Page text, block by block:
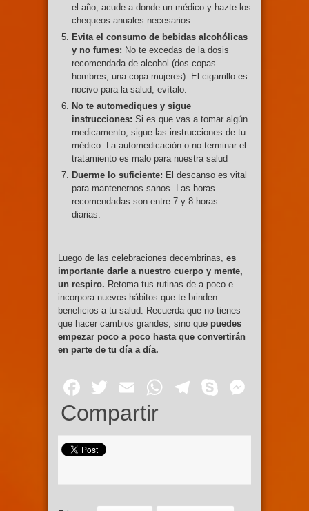
el año, acude a donde un médico y hazte los
chequeos anuales necesarios
Evita el consumo de bebidas alcohólicas
y no fumes: No te excedas de la dosis
recomendada de alcohol (dos copas
hombres, una copa mujeres). El cigarrillo es
nocivo para la salud, evítalo.
No te automediques y sigue
instrucciones: Si es que vas a tomar algún
medicamento, sigue las instrucciones de tu
médico. La automedicación o no terminar el
tratamiento es malo para nuestra salud
Duerme lo suficiente: El descanso es vital
para mantenernos sanos. Las horas
recomendadas son entre 7 y 8 horas
diarias.
Luego de las celebraciones decembrinas, es
importante darle a nuestro cuerpo y mente,
un respiro. Retoma tus rutinas de a poco e
incorpora nuevos hábitos que te brinden
beneficios a tu salud. Recuerda que no tienes
que hacer cambios grandes, sino que puedes
empezar poco a poco hasta que convertirán
en parte de tu día a día.
Facebook
Twitter
EmailWhatsApp
Telegram
Skype
Compartir